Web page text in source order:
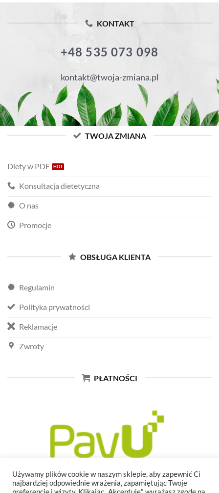
KONTAKT
+48 535 073 098
kontakt@twoja-zmiana.pl
TWOJA ZMIANA
Diety w PDF
Konsultacja dietetyczna
O nas
Promocje
OBSŁUGA KLIENTA
Regulamin
Polityka prywatności
Reklamacje
Zwroty
PŁATNOŚCI
Używamy plików cookie w naszym sklepie, aby zapewnić Ci
najbardziej odpowiednie wrażenia, zapamiętując Twoje